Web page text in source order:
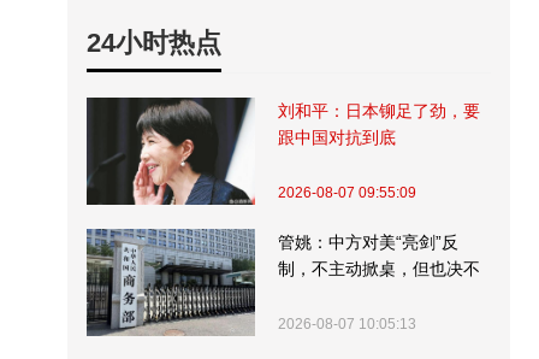
24小时热点
刘和平：日本铆足了劲，要
跟中国对抗到底
2026-08-07 09:55:09
管姚：中方对美“亮剑”反
制，不主动掀桌，但也决不
2026-08-07 10:05:13